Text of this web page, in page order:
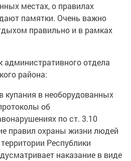
местах, о правилах
памятки. Очень важно
правильно и в рамках
административного отдела
района:
купания в необорудованных
об
по ст. 3.10
правил охраны жизни людей
Республики
наказание в виде